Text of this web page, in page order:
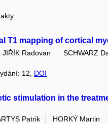
T1 mapping of cortical
JIŘÍK Radovan SCHWARZ
12, DOI
stimulation in the
Patrik HORKÝ Martin